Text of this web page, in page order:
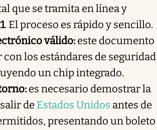
que se tramita en línea y
. El proceso es rápido y sencillo.
válido: este documento
los estándares de seguridad
un chip integrado.
es necesario demostrar la
de Estados Unidos antes de
presentando un boleto